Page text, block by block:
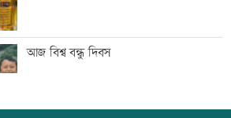
টেলিভিশনে আজকের যত খেলা
আজ বিশ্ব বন্ধু দিবস